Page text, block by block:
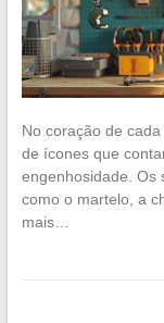
No coração de
de ícones que
engenhosidade. Os
como o martelo, a
mais…